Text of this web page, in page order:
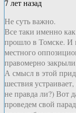
7 лет назад
Не суть важно.
Все таки именно
прошло в Томске. И
местного
правомерно
А смысл в этой
шествия
не правда ли?) Вот
проведем свой